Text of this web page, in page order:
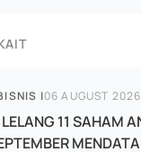
|06 AUGUST 2026
11 SAHAM